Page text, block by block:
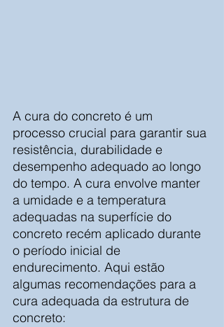
A cura do concreto é um
processo crucial para garantir sua
resistência, durabilidade e
desempenho adequado ao longo
do tempo. A cura envolve manter
a umidade e a temperatura
adequadas na superfície do
concreto recém aplicado durante
o período inicial de
endurecimento. Aqui estão
algumas recomendações para a
cura adequada da estrutura de
concreto: